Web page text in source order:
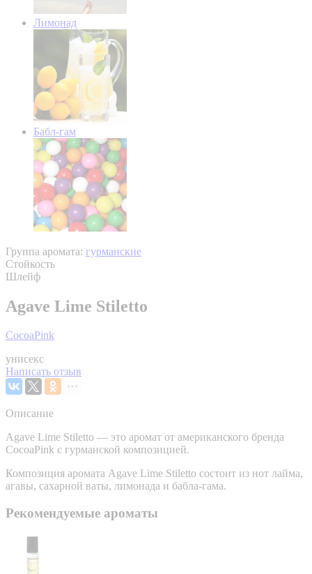
Лимонад
Бабл-гам
Группа аромата: гурманские
Стойкость
Шлейф
Agave Lime Stiletto
CocoaPink
унисекс
Написать отзыв
Описание
Agave Lime Stiletto — это аромат от американского бренда
CocoaPink с гурманской композицией.
Композиция аромата Agave Lime Stiletto состоит из нот лайма,
агавы, сахарной ваты, лимонада и бабла-гама.
Рекомендуемые ароматы